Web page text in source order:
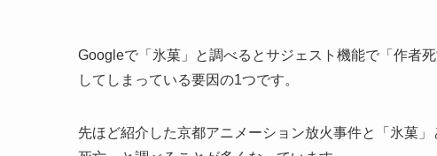
Googleで「氷菓」と調べるとサジェスト機能で「作者
してしまっている要因の1つです。
先ほど紹介した京都アニメーション放火事件と「氷菓